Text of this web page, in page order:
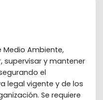
Ambiente,
supervisar y mantener
el
legal vigente y de los
Se requiere